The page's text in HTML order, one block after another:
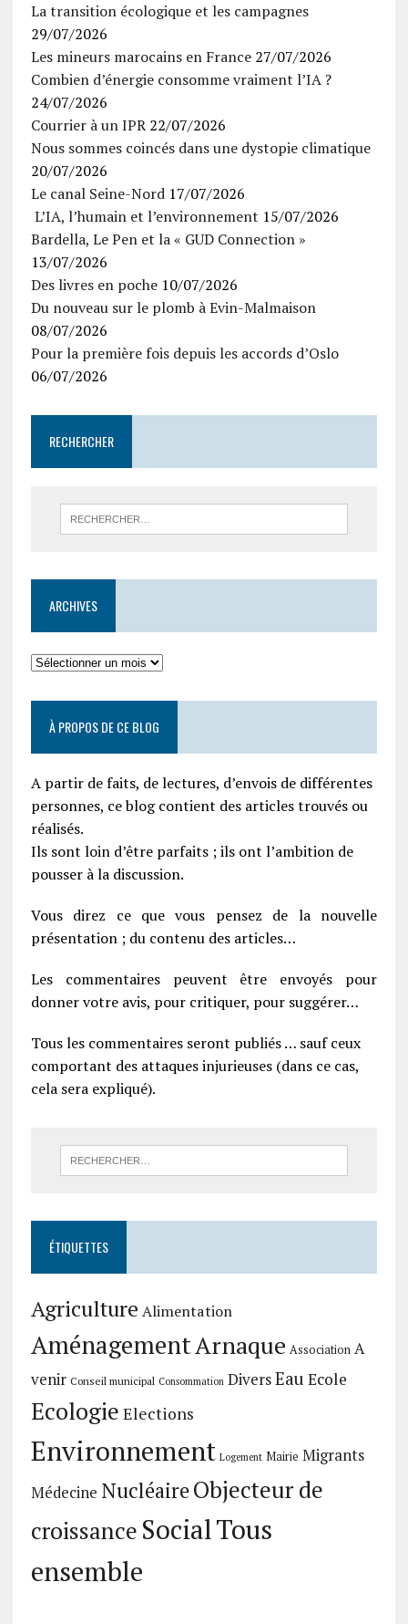
La transition écologique et les campagnes
29/07/2026
Les mineurs marocains en France 27/07/2026
Combien d’énergie consomme vraiment l’IA ?
24/07/2026
Courrier à un IPR 22/07/2026
Nous sommes coincés dans une dystopie climatique
20/07/2026
Le canal Seine-Nord 17/07/2026
L’IA, l’humain et l’environnement 15/07/2026
Bardella, Le Pen et la « GUD Connection »
13/07/2026
Des livres en poche 10/07/2026
Du nouveau sur le plomb à Evin-Malmaison
08/07/2026
Pour la première fois depuis les accords d’Oslo
06/07/2026
RECHERCHER
ARCHIVES
À PROPOS DE CE BLOG
A partir de faits, de lectures, d’envois de différentes
personnes, ce blog contient des articles trouvés ou
réalisés.
Ils sont loin d’être parfaits ; ils ont l’ambition de
pousser à la discussion.
Vous direz ce que vous pensez de la nouvelle
présentation ; du contenu des articles…
Les commentaires peuvent être envoyés pour
donner votre avis, pour critiquer, pour suggérer…
Tous les commentaires seront publiés … sauf ceux
comportant des attaques injurieuses (dans ce cas,
cela sera expliqué).
ÉTIQUETTES
Agriculture Alimentation
AménagementArnaque Association A
venir Conseil municipal Consommation DiversEau Ecole
Ecologie Elections
Environnement Logement Mairie Migrants
Médecine NucléaireObjecteur de
croissance SocialTous
ensemble